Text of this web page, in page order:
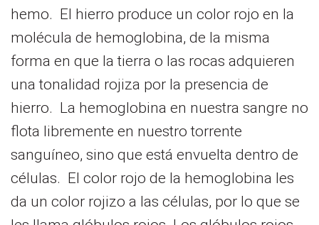
hemo. El hierro produce un color rojo en la
molécula de hemoglobina, de la misma
forma en que la tierra o las rocas adquieren
una tonalidad rojiza por la presencia de
hierro. La hemoglobina en nuestra sangre no
flota libremente en nuestro torrente
sanguíneo, sino que está envuelta dentro de
células. El color rojo de la hemoglobina les
da un color rojizo a las células, por lo que se